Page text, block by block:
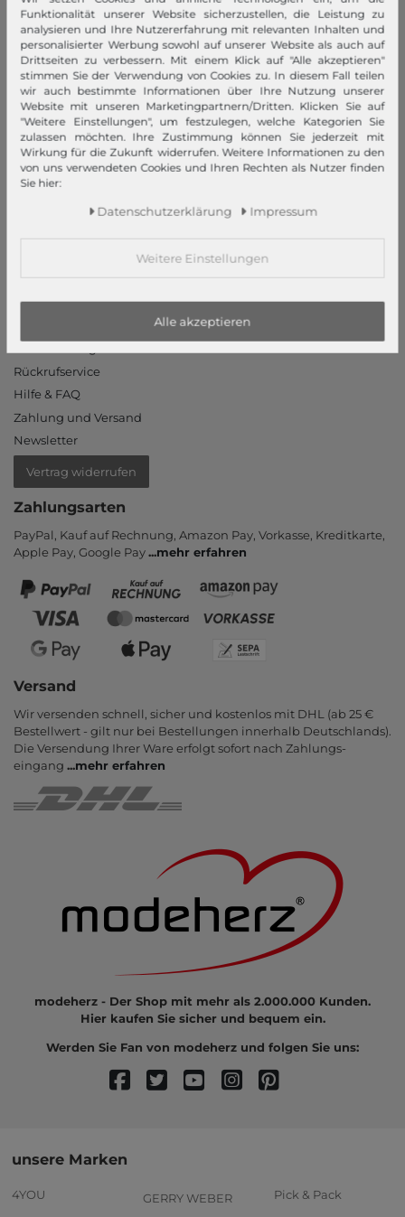
Impressum
AGB
Widerrufsrecht
Datenschutzerklärung
Datenschutzeinstellungen
Barrierefreiheitserklärung
Jobs
Unsere Stores
Mein Konto
Rückrufservice
Hilfe & FAQ
Zahlung und Versand
Newsletter
Vertrag widerrufen
Zahlungsarten
PayPal, Kauf auf Rechnung, Amazon Pay, Vor­kasse, Kredit­karte,
Apple Pay, Google Pay...mehr erfahren
Versand
Wir versenden schnell, sicher und kostenlos mit DHL (ab 25 €
Bestell­wert - gilt nur bei Bestel­lungen inner­halb Deutsch­lands).
Die Ver­sendung Ihrer Ware er­folgt sofort nach Zahlungs­
eingang ...mehr erfahren
modeherz - Der Shop mit mehr als 2.000.000 Kunden.
Hier kaufen Sie sicher und bequem ein.
Werden Sie Fan von modeherz und folgen Sie uns:
unsere Marken
4YOU GERRY WEBER Pick & Pack
Funktionalität unserer Website sicherzustellen, die Leistung zu
analysieren und Ihre Nutzererfahrung mit relevanten Inhalten und
personalisierter Werbung sowohl auf unserer Website als auch auf
Drittseiten zu verbessern. Mit einem Klick auf "Alle akzeptieren"
stimmen Sie der Verwendung von Cookies zu. In diesem Fall teilen
wir auch bestimmte Informationen über Ihre Nutzung unserer
Website mit unseren Marketingpartnern/Dritten. Klicken Sie auf
"Weitere Einstellungen", um festzulegen, welche Kategorien Sie
zulassen möchten. Ihre Zustimmung können Sie jederzeit mit
Wirkung für die Zukunft widerrufen. Weitere Informationen zu den
von uns verwendeten Cookies und Ihren Rechten als Nutzer finden
Sie hier:
Daten­schutz­erklärung Impressum
Weitere Einstellungen
Alle akzeptieren